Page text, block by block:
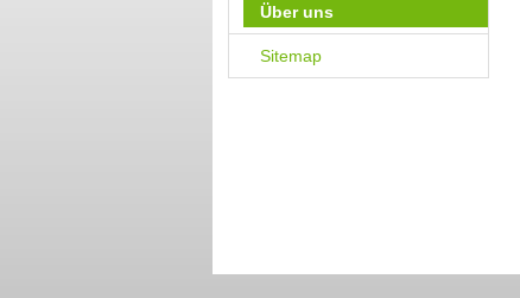
Über uns
Sitemap